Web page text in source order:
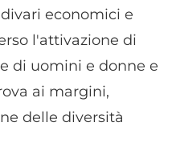
economici e
l'attivazione di
di uomini e donne e
ai margini,
delle diversità